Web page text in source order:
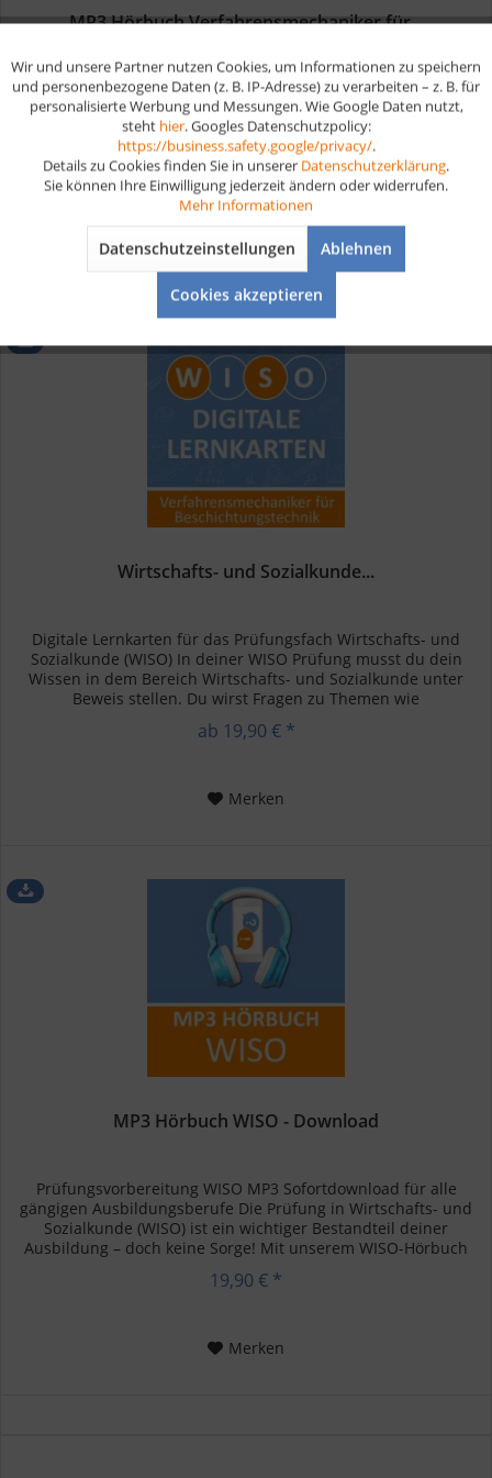
MP3 Hörbuch Verfahrensmechaniker für...
Prüfungsvorbereitung Verfahrensmechaniker für
Beschichtungstechnik MP3 Sofortdownload Nutze unsere
Lernkarten als Hörbuch, um dich optimal auf deine
Ausbildung Verfahrensmechaniker für Beschichtungstechnik
vorzubereiten. Unsere digitalen...
19,90 € *
Merken
Wirtschafts- und Sozialkunde...
Digitale Lernkarten für das Prüfungsfach Wirtschafts- und
Sozialkunde (WISO) In deiner WISO Prüfung musst du dein
Wissen in dem Bereich Wirtschafts- und Sozialkunde unter
Beweis stellen. Du wirst Fragen zu Themen wie
ab 19,90 € *
Merken
MP3 Hörbuch WISO - Download
Prüfungsvorbereitung WISO MP3 Sofortdownload für alle
gängigen Ausbildungsberufe Die Prüfung in Wirtschafts- und
Sozialkunde (WISO) ist ein wichtiger Bestandteil deiner
Ausbildung – doch keine Sorge! Mit unserem WISO-Hörbuch
19,90 € *
Merken
Funktionale Aktiv
Aktiv
Wir und unsere Partner nutzen Cookies, um Informationen zu speichern
und personenbezogene Daten (z. B. IP-Adresse) zu verarbeiten – z. B. für
personalisierte Werbung und Messungen. Wie Google Daten nutzt,
steht hier. Googles Datenschutzpolicy:
https://business.safety.google/privacy/.
Details zu Cookies finden Sie in unserer Datenschutzerklärung.
Sie können Ihre Einwilligung jederzeit ändern oder widerrufen.
Mehr Informationen
Datenschutzeinstellungen Ablehnen
Cookies akzeptieren